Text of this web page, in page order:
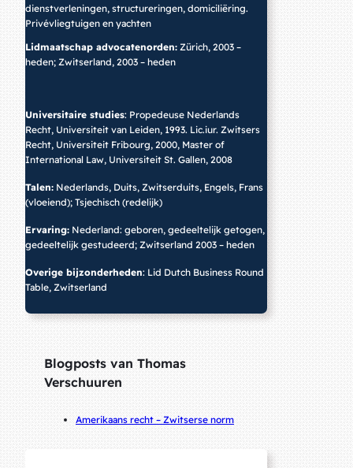
dienstverleningen, structureringen, domiciliëring.
Privévliegtuigen en yachten
Lidmaatschap advocatenorden: Zürich, 2003 –
heden; Zwitserland, 2003 – heden
Universitaire studies: Propedeuse Nederlands
Recht, Universiteit van Leiden, 1993. Lic.iur. Zwitsers
Recht, Universiteit Fribourg, 2000, Master of
International Law, Universiteit St. Gallen, 2008
Talen: Nederlands, Duits, Zwitserduits, Engels, Frans
(vloeiend); Tsjechisch (redelijk)
Ervaring: Nederland: geboren, gedeeltelijk getogen,
gedeeltelijk gestudeerd; Zwitserland 2003 – heden
Overige bijzonderheden: Lid Dutch Business Round
Table, Zwitserland
Blogposts van Thomas
Verschuuren
Amerikaans recht – Zwitserse norm